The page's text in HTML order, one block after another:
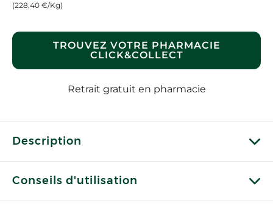
(228,40 €/Kg)
TROUVEZ VOTRE PHARMACIE
CLICK&COLLECT
Retrait gratuit en pharmacie
Description
Conseils d'utilisation